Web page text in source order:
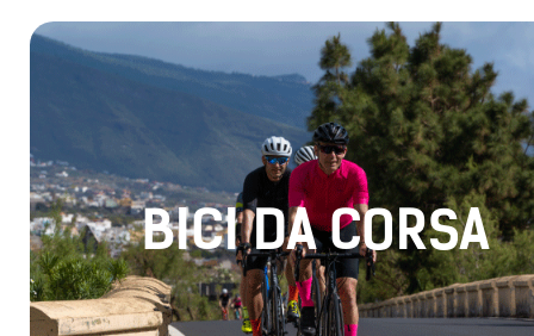
BICI DA CORSA